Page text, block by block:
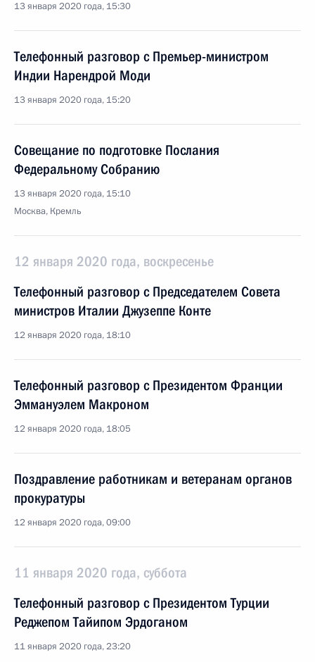
13 января 2020 года, 15:30
Телефонный разговор с Премьер-министром
Индии Нарендрой Моди
13 января 2020 года, 15:20
Совещание по подготовке Послания
Федеральному Собранию
13 января 2020 года, 15:10
Москва, Кремль
12 января 2020 года, воскресенье
Телефонный разговор с Председателем Совета
министров Италии Джузеппе Конте
12 января 2020 года, 18:10
Телефонный разговор с Президентом Франции
Эммануэлем Макроном
12 января 2020 года, 18:05
Поздравление работникам и ветеранам органов
прокуратуры
12 января 2020 года, 09:00
11 января 2020 года, суббота
Телефонный разговор с Президентом Турции
Реджепом Тайипом Эрдоганом
11 января 2020 года, 23:20